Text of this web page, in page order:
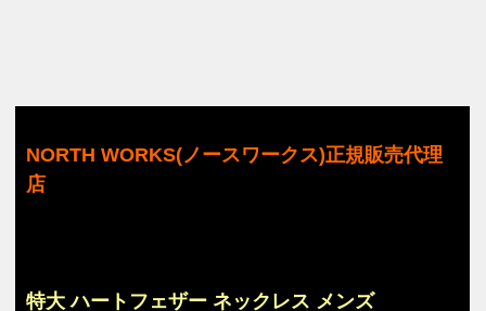
NORTH WORKS(ノースワークス)正規販売代理
店
特大 ハートフェザー ネックレス メンズ